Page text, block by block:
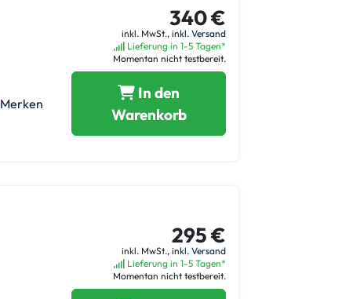
340 €
inkl. MwSt., inkl. Versand
Lieferung in 1-5 Tagen*
Momentan nicht testbereit.
Merken
In den
Warenkorb
295 €
inkl. MwSt., inkl. Versand
Lieferung in 1-5 Tagen*
Momentan nicht testbereit.